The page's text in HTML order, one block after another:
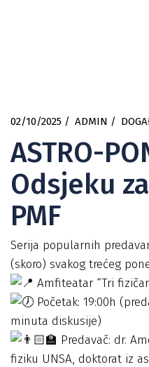
02/10/2025 ADMIN
ASTRO-
Odsjeku
PMF
Serija popularnih
(skoro) svakog trećeg
Amfiteatar “Tri
Početak: 19:00h
minuta diskusije)
Predavač: dr.
fiziku UNSA, doktorat iz